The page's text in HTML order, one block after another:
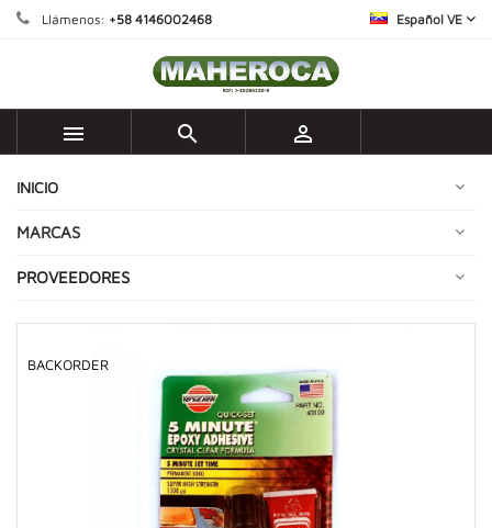
Llámenos: +58 4146002468 Español VE
  
INICIO
MARCAS
PROVEEDORES
BACKORDER